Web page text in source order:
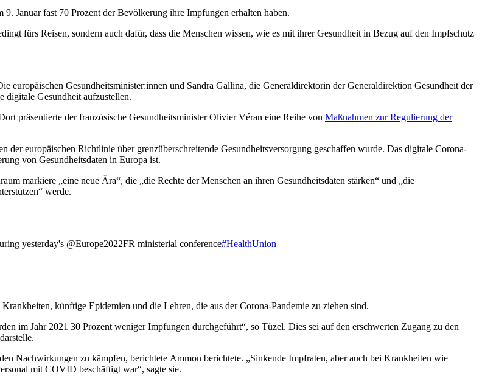
Januar fast 70 Prozent der Bevölkerung ihre Impfungen erhalten haben.
fürs Reisen, sondern auch dafür, dass die Menschen wissen, wie es mit ihrer Gesundheit in Bezug auf den Impfschutz
europäischen Gesundheitsminister:innen und Sandra Gallina, die Generaldirektorin der Generaldirektion Gesundheit der
digitale Gesundheit aufzustellen.
präsentierte der französische Gesundheitsminister Olivier Véran eine Reihe von Maßnahmen zur Regulierung der
der europäischen Richtlinie über grenzüberschreitende Gesundheitsversorgung geschaffen wurde. Das digitale Corona-
von Gesundheitsdaten in Europa ist.
markiere „eine neue Ära“, die „die Rechte der Menschen an ihren Gesundheitsdaten stärken“ und „die
werde.
yesterday's @Europe2022FR ministerial conference#HealthUnion
künftige Epidemien und die Lehren, die aus der Corona-Pandemie zu ziehen sind.
im Jahr 2021 30 Prozent weniger Impfungen durchgeführt“, so Tüzel. Dies sei auf den erschwerten Zugang zu den
Nachwirkungen zu kämpfen, berichtete Ammon berichtete. „Sinkende Impfraten, aber auch bei Krankheiten wie
mit COVID beschäftigt war“, sagte sie.